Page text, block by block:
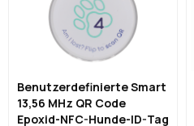
mehr in einer Schlange oder
einem Kellner warten.
Benutzerdefinierte Smart
13,56 MHz QR Code
Epoxid-NFC-Hunde-ID-Tag